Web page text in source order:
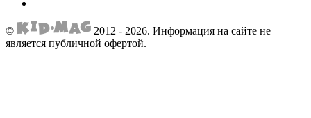
© 2012 - 2026. Информация на сайте не
является публичной офертой.